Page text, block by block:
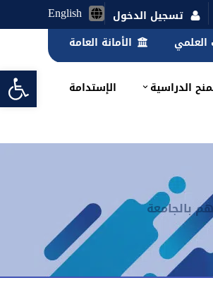
English
تسجيل الدخول
العلمي الأمانة العامة
الدراسية الإستدامة
بالجامعة